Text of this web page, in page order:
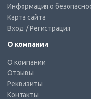
Информация о
Карта сайта
Вход / Регистрация
О компании
О компании
Отзывы
Реквизиты
Контакты